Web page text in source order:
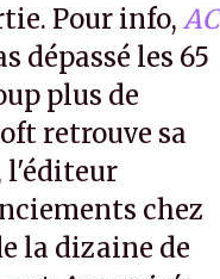
Pour info, AC
dépassé les 65
plus de
retrouve sa
l'éditeur
chez
la dizaine de